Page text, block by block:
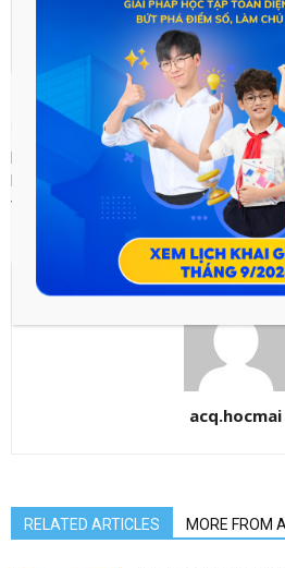
Previous article
Phân tích Hồn Trương Ba da
hàng thịt (Lưu Quang Vũ)- Ngữ
văn 12
Các
acq.hocmai
RELATED ARTICLES MORE FROM